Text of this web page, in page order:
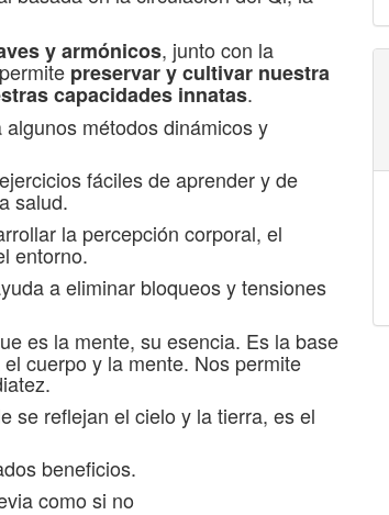
y armónicos, junto con la
preservar y cultivar nuestra
capacidades innatas.
métodos dinámicos y
fáciles de aprender y de
salud.
la percepción corporal, el
entorno.
a eliminar bloqueos y tensiones
es la mente, su esencia. Es la base
cuerpo y la mente. Nos permite
se reflejan el cielo y la tierra, es el
beneficios.
como si no